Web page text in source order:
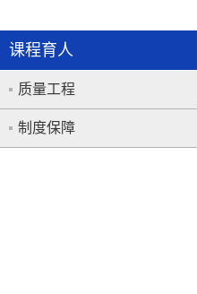
课程育人
质量工程
制度保障